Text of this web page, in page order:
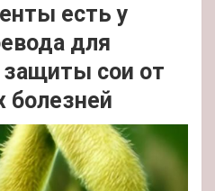
есть у
для
защиты сои от
болезней